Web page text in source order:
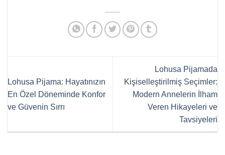
Lohusa Pijama: Hayatınızın
En Özel Döneminde Konfor
ve Güvenin Sırrı
Lohusa Pijamada
Kişiselleştirilmiş Seçimler:
Modern Annelerin İlham
Veren Hikayeleri ve
Tavsiyeleri